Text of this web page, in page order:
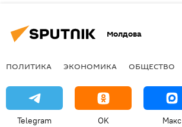
Молдова
ПОЛИТИКА ЭКОНОМИКА ОБЩЕСТВО
Telegram OK Макс